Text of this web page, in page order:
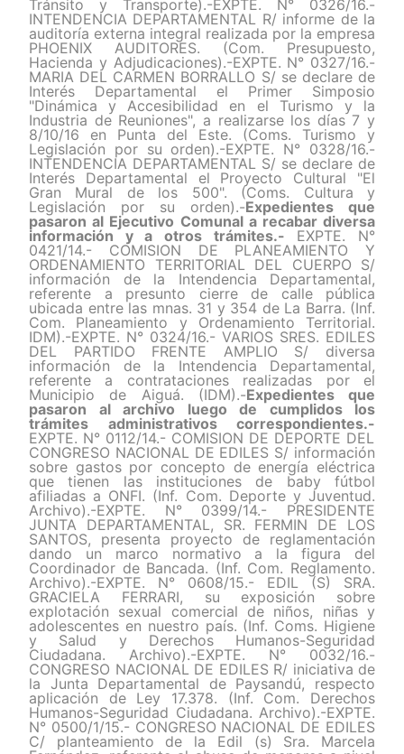
Tránsito y Transporte).-EXPTE. N° 0326/16.-
INTENDENCIA DEPARTAMENTAL R/ informe de la
auditoría externa integral realizada por la empresa
PHOENIX AUDITORES. (Com. Presupuesto,
Hacienda y Adjudicaciones).-EXPTE. N° 0327/16.-
MARIA DEL CARMEN BORRALLO S/ se declare de
Interés Departamental el Primer Simposio
"Dinámica y Accesibilidad en el Turismo y la
Industria de Reuniones", a realizarse los días 7 y
8/10/16 en Punta del Este. (Coms. Turismo y
Legislación por su orden).-EXPTE. N° 0328/16.-
INTENDENCIA DEPARTAMENTAL S/ se declare de
Interés Departamental el Proyecto Cultural "El
Gran Mural de los 500". (Coms. Cultura y
Legislación por su orden).-Expedientes que
pasaron al Ejecutivo Comunal a recabar diversa
información y a otros trámites.- EXPTE. N°
0421/14.- COMISION DE PLANEAMIENTO Y
ORDENAMIENTO TERRITORIAL DEL CUERPO S/
información de la Intendencia Departamental,
referente a presunto cierre de calle pública
ubicada entre las mnas. 31 y 354 de La Barra. (Inf.
Com. Planeamiento y Ordenamiento Territorial.
IDM).-EXPTE. N° 0324/16.- VARIOS SRES. EDILES
DEL PARTIDO FRENTE AMPLIO S/ diversa
información de la Intendencia Departamental,
referente a contrataciones realizadas por el
Municipio de Aiguá. (IDM).-Expedientes que
pasaron al archivo luego de cumplidos los
trámites administrativos correspondientes.-
EXPTE. N° 0112/14.- COMISION DE DEPORTE DEL
CONGRESO NACIONAL DE EDILES S/ información
sobre gastos por concepto de energía eléctrica
que tienen las instituciones de baby fútbol
afiliadas a ONFI. (Inf. Com. Deporte y Juventud.
Archivo).-EXPTE. N° 0399/14.- PRESIDENTE
JUNTA DEPARTAMENTAL, SR. FERMIN DE LOS
SANTOS, presenta proyecto de reglamentación
dando un marco normativo a la figura del
Coordinador de Bancada. (Inf. Com. Reglamento.
Archivo).-EXPTE. N° 0608/15.- EDIL (S) SRA.
GRACIELA FERRARI, su exposición sobre
explotación sexual comercial de niños, niñas y
adolescentes en nuestro país. (Inf. Coms. Higiene
y Salud y Derechos Humanos-Seguridad
Ciudadana. Archivo).-EXPTE. N° 0032/16.-
CONGRESO NACIONAL DE EDILES R/ iniciativa de
la Junta Departamental de Paysandú, respecto
aplicación de Ley 17.378. (Inf. Com. Derechos
Humanos-Seguridad Ciudadana. Archivo).-EXPTE.
N° 0500/1/15.- CONGRESO NACIONAL DE EDILES
C/ planteamiento de la Edil (s) Sra. Marcela